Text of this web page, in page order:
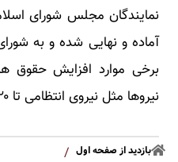
نمایندگان مجلس شورای
آماده و نهایی شده و به
برخی موارد افزایش حقوق
نیروها مثل نیروی انتظامی تا ۲۰ درصد هم افزایش می یابد.
بازدید از صفحه اول /